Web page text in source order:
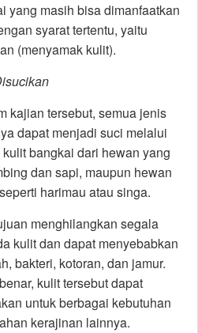
yang masih bisa dimanfaatkan
syarat tertentu, yaitu
(menyamak kulit).
kajian tersebut, semua jenis
dapat menjadi suci melalui
bangkai dari hewan yang
dan sapi, maupun hewan
harimau atau singa.
menghilangkan segala
kulit dan dapat menyebabkan
bakteri, kotoran, dan jamur.
kulit tersebut dapat
untuk berbagai kebutuhan
kerajinan lainnya.